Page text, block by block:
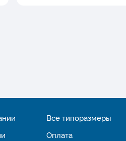
Все типоразмеры
Оплата